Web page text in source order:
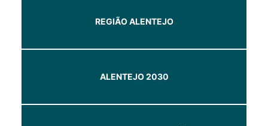
REGIÃO ALENTEJO
ALENTEJO 2030